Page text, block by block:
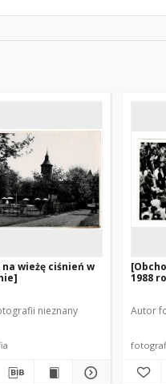
wieżę ciśnień w
nieznany
1988
Autor